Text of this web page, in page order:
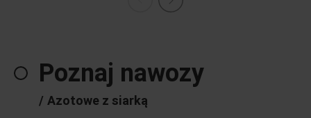
Poznaj nawozy
/ Azotowe z siarką